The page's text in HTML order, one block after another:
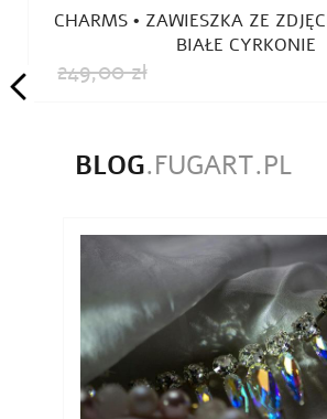
CHARMS • ZAWIESZKA ZE
BIAŁE CYRKONIE
249,00 zł
BLOG.FUGART.PL